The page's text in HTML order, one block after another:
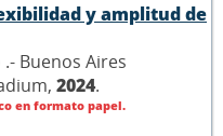
y amplitud de
Buenos Aires
2024.
en formato papel.